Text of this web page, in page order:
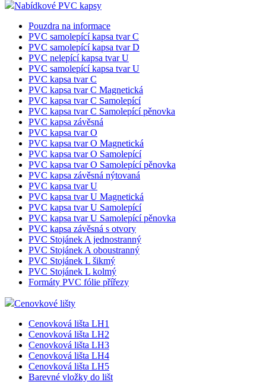
Nabídkové PVC kapsy
Pouzdra na informace
PVC samolepící kapsa tvar C
PVC samolepící kapsa tvar D
PVC nelepící kapsa tvar U
PVC samolepící kapsa tvar U
PVC kapsa tvar C
PVC kapsa tvar C Magnetická
PVC kapsa tvar C Samolepící
PVC kapsa tvar C Samolepící pěnovka
PVC kapsa závěsná
PVC kapsa tvar O
PVC kapsa tvar O Magnetická
PVC kapsa tvar O Samolepící
PVC kapsa tvar O Samolepící pěnovka
PVC kapsa závěsná nýtovaná
PVC kapsa tvar U
PVC kapsa tvar U Magnetická
PVC kapsa tvar U Samolepící
PVC kapsa tvar U Samolepící pěnovka
PVC kapsa závěsná s otvory
PVC Stojánek A jednostranný
PVC Stojánek A oboustranný
PVC Stojánek L šikmý
PVC Stojánek L kolmý
Formáty PVC fólie přířezy
Cenovkové lišty
Cenovková lišta LH1
Cenovková lišta LH2
Cenovková lišta LH3
Cenovková lišta LH4
Cenovková lišta LH5
Barevné vložky do lišt